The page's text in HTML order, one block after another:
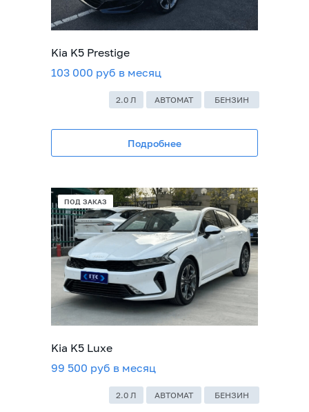
Kia K5 Prestige
103 000 руб в месяц
2.0 Л АВТОМАТ БЕНЗИН
Подробнее
Kia K5 Luxe
99 500 руб в месяц
2.0 Л АВТОМАТ БЕНЗИН
В НАЛИЧИИ
ПОД ЗАКАЗ
ПОД ЗАКАЗ